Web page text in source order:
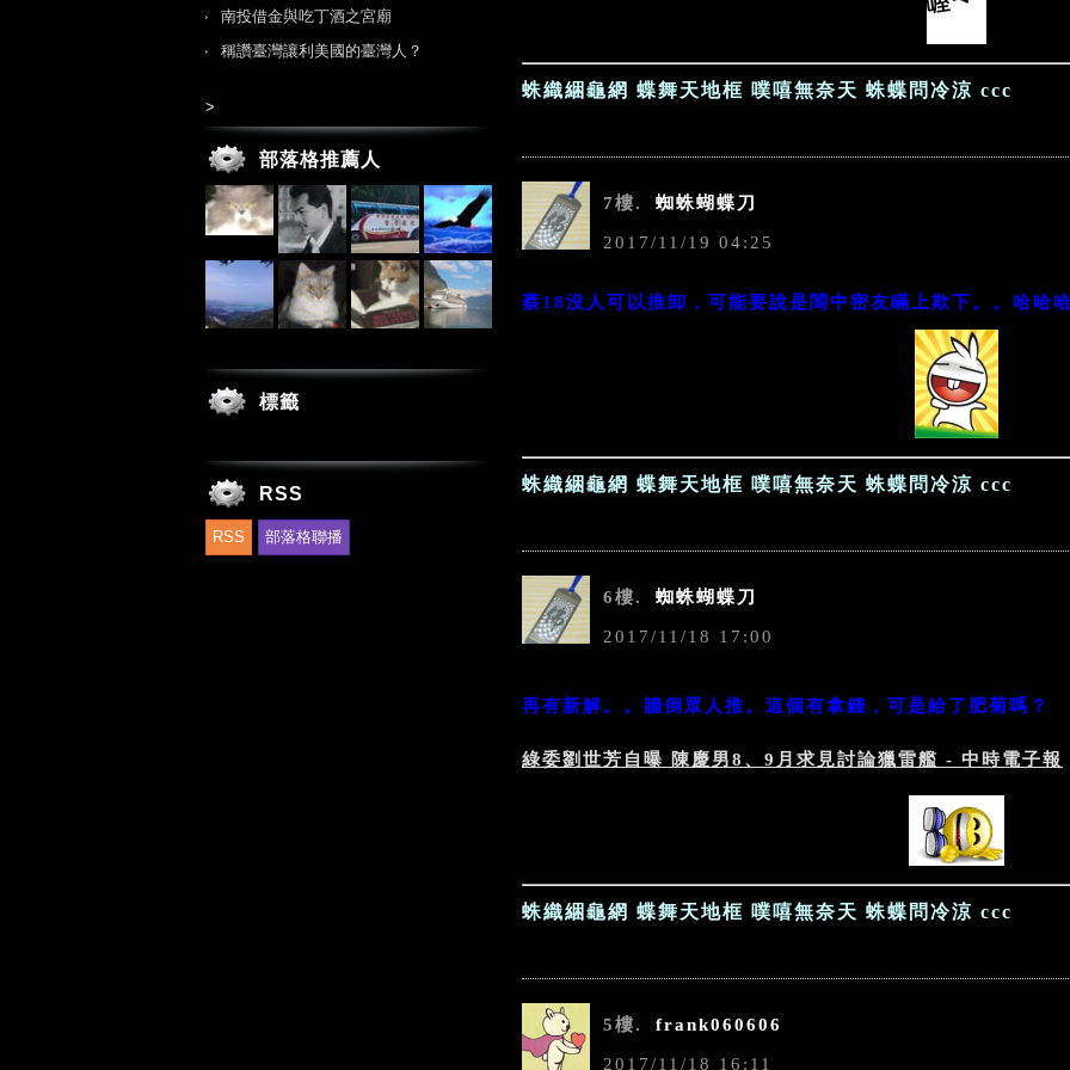
蛛織綑龜網 蝶舞天地框 噗嘻無奈天 蛛蝶問冷涼 ccc
7樓. 蜘蛛蝴蝶刀
2017/11 /19 04: 25
蔡18沒人可以推卸，可能要說是閨中密友瞞上欺下。。哈哈
蛛織綑龜網 蝶舞天地框 噗嘻無奈天 蛛蝶問冷涼 ccc
6樓. 蜘蛛蝴蝶刀
2017/11 /18 17 :00
再有新解。。牆倒眾人推。這個有拿錢，可是給了肥菊嗎？
綠委劉世芳自曝 陳慶男8、9月求見討論獵雷艦 - 中時電子報
蛛織綑龜網 蝶舞天地框 噗嘻無奈天 蛛蝶問冷涼 ccc
5樓. frank060606
2017/11 /18 16 : 11
南投借金與吃丁酒之宮廟
稱讚臺灣讓利美國的臺灣人？
>
部落格推薦人
標籤
RSS
RSS 部落格聯播